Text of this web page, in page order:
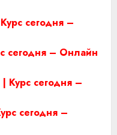
сегодня –
сегодня – Онлайн
Курс сегодня –
сегодня –